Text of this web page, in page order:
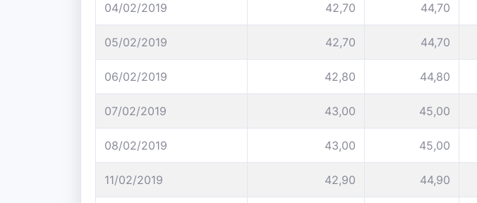
04/02/2019 42,70 44,70
05/02/2019 42,70 44,70
06/02/2019 42,80 44,80
07/02/2019 43,00 45,00
08/02/2019 43,00 45,00
11/02/2019 42,90 44,90